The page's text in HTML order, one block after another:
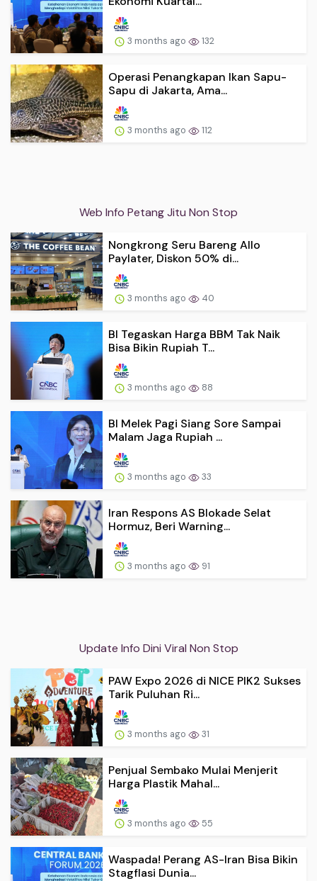
3 months ago 132
Operasi Penangkapan Ikan Sapu-
Sapu di Jakarta, Ama...
3 months ago 112
Web Info Petang Jitu Non Stop
Nongkrong Seru Bareng Allo
Paylater, Diskon 50% di...
3 months ago 40
BI Tegaskan Harga BBM Tak Naik
Bisa Bikin Rupiah T...
3 months ago 88
BI Melek Pagi Siang Sore Sampai
Malam Jaga Rupiah ...
3 months ago 33
Iran Respons AS Blokade Selat
Hormuz, Beri Warning...
3 months ago 91
Update Info Dini Viral Non Stop
PAW Expo 2026 di NICE PIK2 Sukses
Tarik Puluhan Ri...
3 months ago 31
Penjual Sembako Mulai Menjerit
Harga Plastik Mahal...
3 months ago 55
Waspada! Perang AS-Iran Bisa Bikin
Stagflasi Dunia...